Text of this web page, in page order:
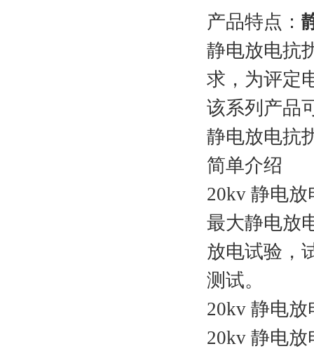
产品特点：
静电放电抗
求，为评定
该系列产品
静电放电抗
简单介绍
20kv 静电
最大静电放
放电试验，
测试。
20kv 静电
20kv 静电